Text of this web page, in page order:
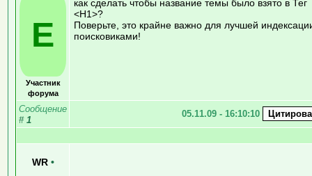
E
Участник
форума
как сделать чтобы название темы было взято в Тег
<H1>?
Поверьте, это крайне важно для лучшей
поисковиками!
Сообщение
# 1
05.11.09 - 16:10:10
WR •